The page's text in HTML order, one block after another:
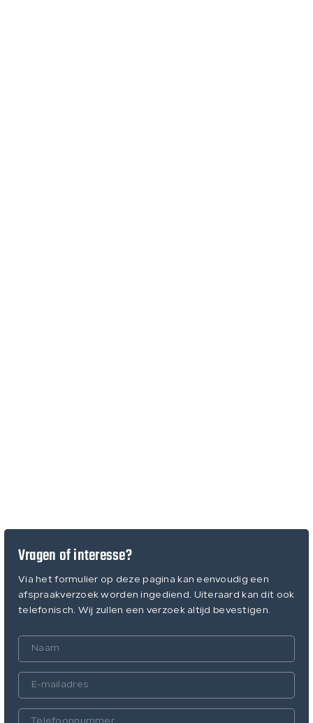
Vragen of interesse?
Via het formulier op deze pagina kan eenvoudig een
afspraakverzoek worden ingediend. Uiteraard kan dit ook
telefonisch. Wij zullen een verzoek altijd bevestigen.